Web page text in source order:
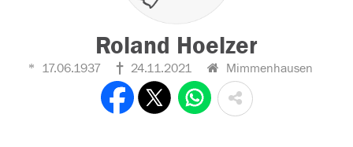
Roland Hoelzer
17.06.1937 24.11.2021 Mimmenhausen